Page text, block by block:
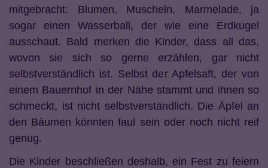
mitgebracht: Blumen, Muscheln, Marmelade, ja
sogar einen Wasserball, der wie eine Erdkugel
ausschaut. Bald merken die Kinder, dass all das,
wovon sie sich so gerne erzählen, gar nicht
selbstverständlich ist. Selbst der Apfelsaft, der von
einem Bauernhof in der Nähe stammt und ihnen so
schmeckt, ist nicht selbstverständlich. Die Äpfel an
den Bäumen könnten faul sein oder noch nicht reif
genug.
Die Kinder beschließen deshalb, ein Fest zu feiern